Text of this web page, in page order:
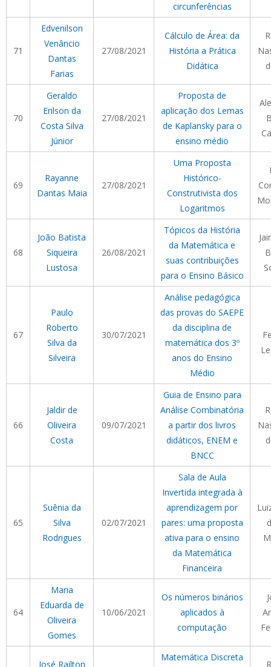
circunferências
71
Edvenilson
Venâncio
Dantas
Farias
27/08/2021
Cálculo de Área: da
História a Prática
Didática
70
Geraldo
Erilson da
Costa Silva
Júnior
27/08/2021
Proposta de
aplicação dos Lemas
de Kaplansky para o
ensino médio
69
Rayanne
Dantas Maia
27/08/2021
Uma Proposta
Histórico-
Construtivista dos
Logaritmos
68
João Batista
Siqueira
Lustosa
26/08/2021
Tópicos da História
da Matemática e
suas contribuições
para o Ensino Básico
67
Paulo
Roberto
Silva da
Silveira
30/07/2021
Análise pedagógica
das provas do SAEPE
da disciplina de
matemática dos 3º
anos do Ensino
Médio
66
Jaldir de
Oliveira
Costa
09/07/2021
Guia de Ensino para
Análise Combinatória
a partir dos livros
didáticos, ENEM e
BNCC
65
Suênia da
Silva
Rodrigues
02/07/2021
Sala de Aula
Invertida integrada à
aprendizagem por
pares: uma proposta
ativa para o ensino
da Matemática
Financeira
64
Maria
Eduarda de
Oliveira
Gomes
10/06/2021
Os números binários
aplicados à
computação
José Railton
Matemática Discreta